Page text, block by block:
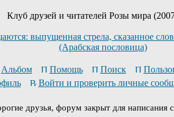
Клуб друзей и читателей Розы мира
выпущенная стрела, сказанное
(Арабская пословица)
Альбом Помощь Поиск
Войти и проверить личные
друзья, форум закрыт для написания